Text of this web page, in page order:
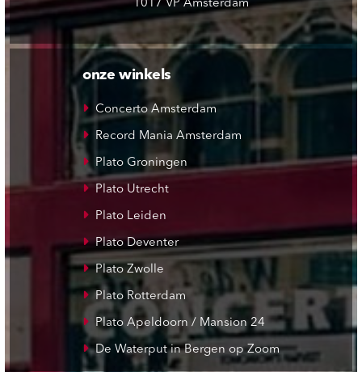
1017 VP Amsterdam
onze winkels
Concerto Amsterdam
Record Mania Amsterdam
Plato Groningen
Plato Utrecht
Plato Leiden
Plato Deventer
Plato Zwolle
Plato Rotterdam
Plato Apeldoorn / Mansion 24
De Waterput in Bergen op Zoom